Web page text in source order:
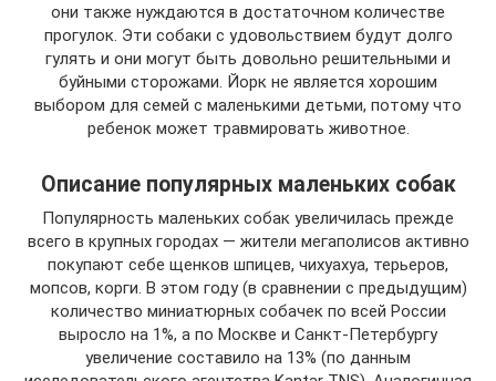
они также нуждаются в достаточном количестве
прогулок. Эти собаки с удовольствием будут долго
гулять и они могут быть довольно решительными и
буйными сторожами. Йорк не является хорошим
выбором для семей с маленькими детьми, потому что
ребенок может травмировать животное.
Описание популярных маленьких собак
Популярность маленьких собак увеличилась прежде
всего в крупных городах — жители мегаполисов активно
покупают себе щенков шпицев, чихуахуа, терьеров,
мопсов, корги. В этом году (в сравнении с предыдущим)
количество миниатюрных собачек по всей России
выросло на 1%, а по Москве и Санкт-Петербургу
увеличение составило на 13% (по данным